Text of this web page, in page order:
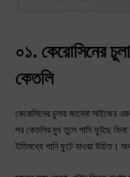
০১. কেরোসিনের
কেতলি
কেরোসিনের চুলায় জাম্বো সাইজের
পর কেতলির মুখ তুলে পানি ফুটছে কিনা
ইতিমধ্যে পানি ফুটে যাওয়া উচিত।